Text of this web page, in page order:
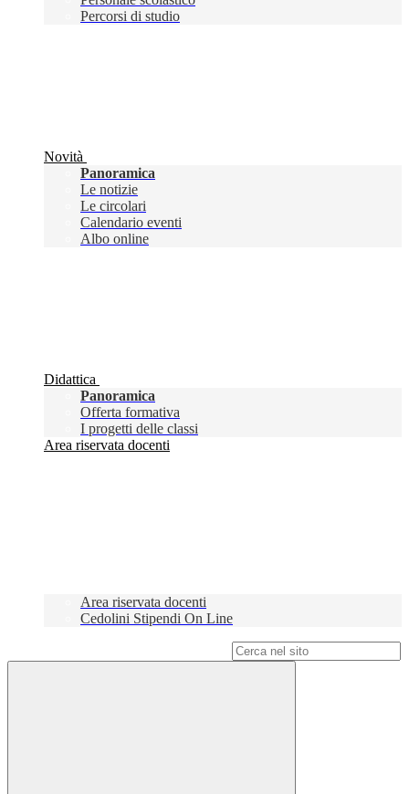
Percorsi di studio
Novità
Panoramica
Le notizie
Le circolari
Calendario eventi
Albo online
Didattica
Panoramica
Offerta formativa
I progetti delle classi
Area riservata docenti
Area riservata docenti
Cedolini Stipendi On Line